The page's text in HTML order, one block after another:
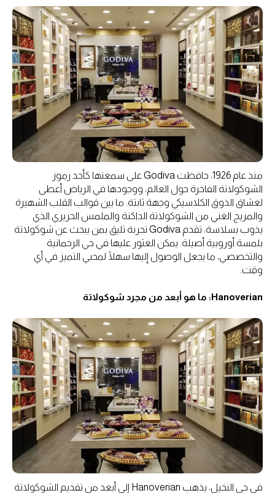
منذ عام 1926، حافظت Godiva على سمعتها كأحد رموز
الشوكولاتة الفاخرة حول العالم، ووجودها في الرياض أعطى
لعشاق الذوق الكلاسيكي وجهة ثابتة. ما بين قوالب القلب الشهيرة
والمزيج الغني من الشوكولاتة الداكنة والملمس الحريري الذي
يذوب بسلاسة، تقدم Godiva تجربة تليق بمن يبحث عن شوكولاتة
بلمسة أوروبية أصيلة. يمكن العثور عليها في حي الرحمانية
والتخصصي، ما يجعل الوصول إليها سهلًا لمحبي التميز في أي
وقت.
Hanoverian: ما هو أبعد من مجرد شوكولاتة
في حي النخيل، يذهب Hanoverian إلى أبعد من تقديم الشوكولاتة